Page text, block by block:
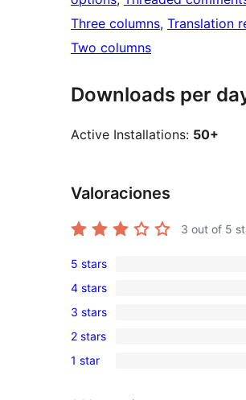
Three columns, Translation
Two columns
Downloads per
Active Installations: 50+
Valoraciones
3 out of 5
1
5-
star
review
5 stars
0
4-
star
reviews
4 stars
0
3-
star
3 stars
0
2-
2 stars
1
1 star